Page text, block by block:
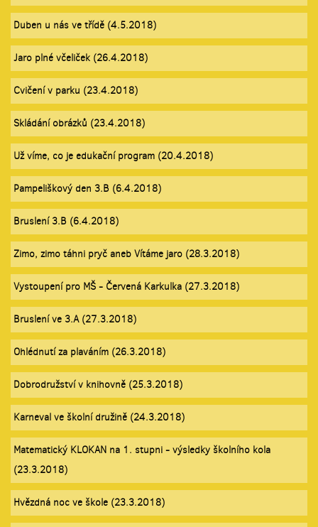
Duben u nás ve třídě (4.5.2018)
Jaro plné včeliček (26.4.2018)
Cvičení v parku (23.4.2018)
Skládání obrázků (23.4.2018)
Už víme, co je edukační program (20.4.2018)
Pampeliškový den 3.B (6.4.2018)
Bruslení 3.B (6.4.2018)
Zimo, zimo táhni pryč aneb Vítáme jaro (28.3.2018)
Vystoupení pro MŠ - Červená Karkulka (27.3.2018)
Bruslení ve 3.A (27.3.2018)
Ohlédnutí za plaváním (26.3.2018)
Dobrodružství v knihovně (25.3.2018)
Karneval ve školní družině (24.3.2018)
Matematický KLOKAN na 1. stupni - výsledky školního kola
(23.3.2018)
Hvězdná noc ve škole (23.3.2018)